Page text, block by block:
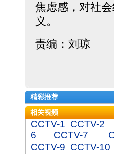
焦虑感，对社
义。
责编：刘琼
精彩推荐
相关视频
CCTV-1 CCTV-2
6
CCTV-7
CCTV-9 CCTV-10